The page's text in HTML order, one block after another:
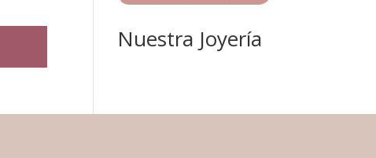
Nuestra Joyería